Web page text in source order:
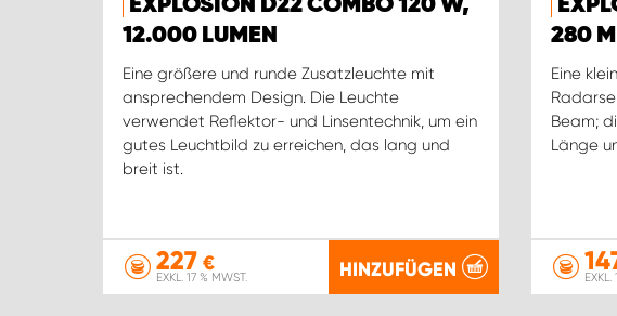
EXPLOSION D22 COMBO 120 W,
12.000 LUMEN
Eine größere und runde Zusatzleuchte mit
ansprechendem Design. Die Leuchte
verwendet Reflektor- und Linsentechnik, um ein
gutes Leuchtbild zu erreichen, das lang und
breit ist.
227 €
EXKL. 17 % MWST. HINZUFÜGEN
280
Eine
Beam;
Länge
EXKL.